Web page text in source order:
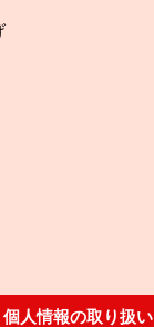
個人情報の取り扱い